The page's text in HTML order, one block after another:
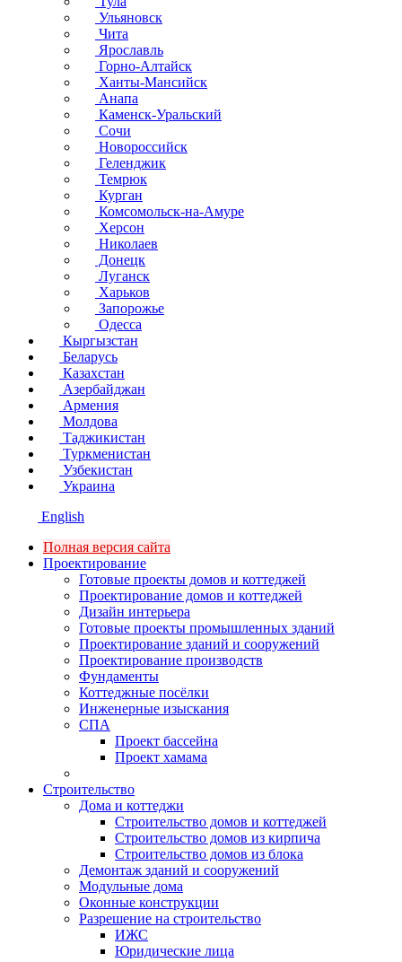
Ульяновск
Чита
Ярославль
Горно-Алтайск
Ханты-Мансийск
Анапа
Каменск-Уральский
Сочи
Новороссийск
Геленджик
Темрюк
Курган
Комсомольск-на-Амуре
Херсон
Николаев
Донецк
Луганск
Харьков
Запорожье
Одесса
Кыргызстан
Беларусь
Казахстан
Азербайджан
Армения
Молдова
Таджикистан
Туркменистан
Узбекистан
Украина
English
Полная версия сайта
Проектирование
Готовые проекты домов и коттеджей
Проектирование домов и коттеджей
Дизайн интерьера
Готовые проекты промышленных зданий
Проектирование зданий и сооружений
Проектирование производств
Фундаменты
Коттеджные посёлки
Инженерные изыскания
СПА
Проект бассейна
Проект хамама
Строительство
Дома и коттеджи
Строительство домов и коттеджей
Строительство домов из кирпича
Строительство домов из блока
Демонтаж зданий и сооружений
Модульные дома
Оконные конструкции
Разрешение на строительство
ИЖС
Юридические лица